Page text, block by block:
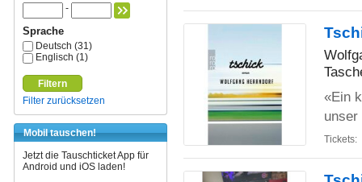
-
Sprache
Deutsch (31)
Englisch (1)
Filtern
Filter zurücksetzen
Mobil tauschen!
Jetzt die Tauschticket App für
Android und iOS laden!
«Ein
Tickets: